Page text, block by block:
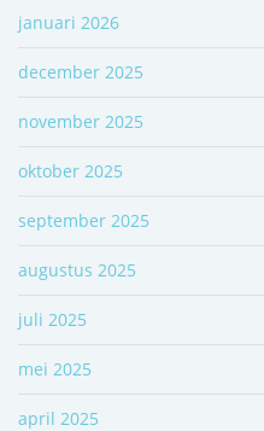
januari 2026
december 2025
november 2025
oktober 2025
september 2025
augustus 2025
juli 2025
mei 2025
april 2025